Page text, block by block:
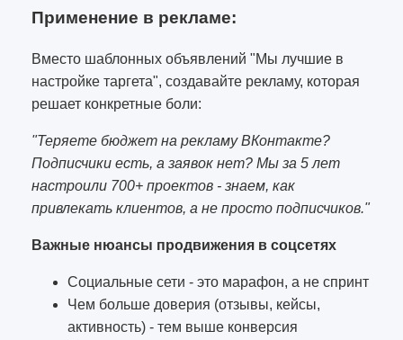
Применение в рекламе:
Вместо шаблонных объявлений "Мы лучшие в
настройке таргета", создавайте рекламу, которая
решает конкретные боли:
"Теряете бюджет на рекламу ВКонтакте?
Подписчики есть, а заявок нет? Мы за 5 лет
настроили 700+ проектов - знаем, как
привлекать клиентов, а не просто подписчиков."
Важные нюансы продвижения в соцсетях
Социальные сети - это марафон, а не спринт
Чем больше доверия (отзывы, кейсы,
активность) - тем выше конверсия